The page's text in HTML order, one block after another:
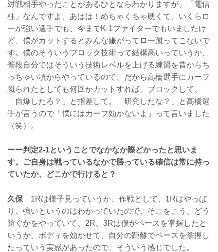
対戦相手やったことがあるひとならわかりますが、「電信
柱」なんですよ、あはは！めちゃくちゃ硬くて、いくらロ
ーが強い選手でも、今までK-1ファイターでもいましたけ
ど、僕がカットするとみんな嫌がってロー蹴ってこないで
す。僕のそういうブロック技術って結構高いっていうか、
普段自分ではそういう技術レベルを上げる練習を昔からち
っちゃい頃からやっているので、だから高橋選手にカーフ
蹴られたとしても何回かカットすれば、ブロックして、
「自爆したろ？」と指差して。「研究したな？」と高橋選
手が言うので「僕にはカーフ効かないよ」って言いました
（笑）。
ーー判定2-1ということでなかなか際どかったと思いま
す。ご自身は戦っているなかで勝っている確信は常に持っ
ていたか、どこかで行けると？
久保 1Rは様子見っていうか、作戦として、1Rはやっぱ
り、強いというのはわかっていたので、そこをこう、どう
防ぐかをやっていて、2R、3Rは僕がペースを掌握したと
いうか、ボディを効かせて、自分の距離でペースを掌握し
たっていう実感があったので、そういう感じでした。